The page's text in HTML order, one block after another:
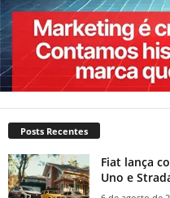
Posts Recentes
Fiat lança
Uno e